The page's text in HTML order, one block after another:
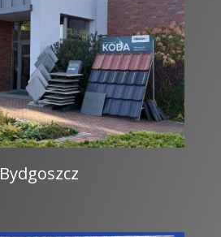
Bydgoszcz